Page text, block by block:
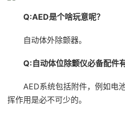
Q:AED是个啥玩意呢？
自动体外除颤器。
Q:自动体位除颤仪必备配件
AED系统包括附件，例如电
挥作用是必不可少的。